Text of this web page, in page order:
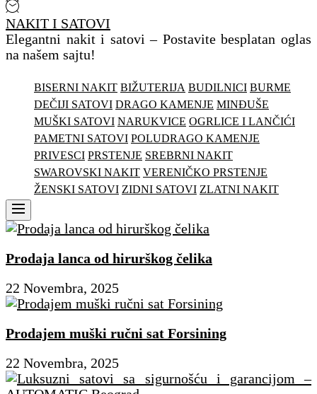
NAKIT I SATOVI
Elegantni nakit i satovi – Postavite besplatan oglas
na našem sajtu!
BISERNI NAKIT BIŽUTERIJA BUDILNICI BURME
DEČIJI SATOVI DRAGO KAMENJE MINĐUŠE
MUŠKI SATOVI NARUKVICE OGRLICE I LANČIĆI
PAMETNI SATOVI POLUDRAGO KAMENJE
PRIVESCI PRSTENJE SREBRNI NAKIT
SWAROVSKI NAKIT VERENIČKO PRSTENJE
ŽENSKI SATOVI ZIDNI SATOVI ZLATNI NAKIT
Menu
Prodaja lanca od hirurškog čelika
22 Novembra, 2025
Prodajem muški ručni sat Forsining
22 Novembra, 2025